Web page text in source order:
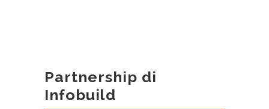
Partnership di
Infobuild